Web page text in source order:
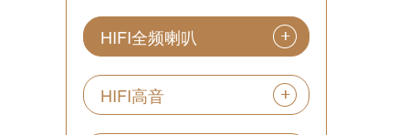
HIFI全频喇叭
HIFI高音